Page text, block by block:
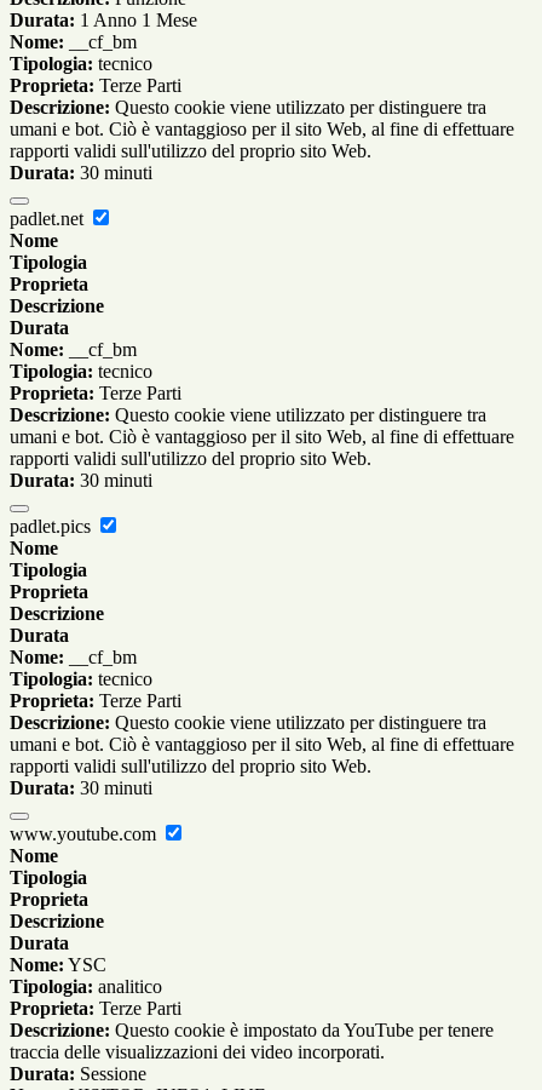
Durata: 1 Anno 1 Mese
Nome: __cf_bm
Tipologia: tecnico
Proprieta: Terze Parti
Descrizione: Questo cookie viene utilizzato per distinguere tra
umani e bot. Ciò è vantaggioso per il sito Web, al fine di effettuare
rapporti validi sull'utilizzo del proprio sito Web.
Durata: 30 minuti
padlet.net
Nome
Tipologia
Proprieta
Descrizione
Durata
Nome: __cf_bm
Tipologia: tecnico
Proprieta: Terze Parti
Descrizione: Questo cookie viene utilizzato per distinguere tra
umani e bot. Ciò è vantaggioso per il sito Web, al fine di effettuare
rapporti validi sull'utilizzo del proprio sito Web.
Durata: 30 minuti
padlet.pics
Nome
Tipologia
Proprieta
Descrizione
Durata
Nome: __cf_bm
Tipologia: tecnico
Proprieta: Terze Parti
Descrizione: Questo cookie viene utilizzato per distinguere tra
umani e bot. Ciò è vantaggioso per il sito Web, al fine di effettuare
rapporti validi sull'utilizzo del proprio sito Web.
Durata: 30 minuti
www.youtube.com
Nome
Tipologia
Proprieta
Descrizione
Durata
Nome: YSC
Tipologia: analitico
Proprieta: Terze Parti
Descrizione: Questo cookie è impostato da YouTube per tenere
traccia delle visualizzazioni dei video incorporati.
Durata: Sessione